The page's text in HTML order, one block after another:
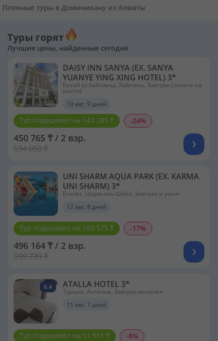
Пляжные туры в Доминикану из Алматы
Туры горят
Лучшие цены, найденные сегодня
DAISY INN SANYA (EX. SANYA
YUANYE YING XING HOTEL) 3*
Китай (о.Хайнань), Хайнань, Завтрак (оплата на
месте)
10 авг, 9 дней
Тур подешевел на 143 285 ₸ -24%
450 765 ₸ / 2 взр.
594 050 ₸
UNI SHARM AQUA PARK (EX. KARMA
UNI SHARM) 3*
Египет, Шарм-эль-Шейх, Завтрак и ужин
12 авг, 8 дней
Тур подешевел на 103 575 ₸ -17%
496 164 ₸ / 2 взр.
599 739 ₸
6.4 ATALLA HOTEL 3*
Турция, Анталья, Завтрак включен
11 авг, 7 дней
Тур подешевел на 51 951 ₸ -8%